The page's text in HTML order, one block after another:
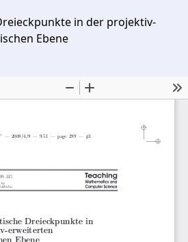
in der projektiv-
Ebene